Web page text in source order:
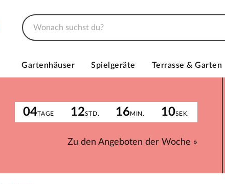
Gartenhäuser Spielgeräte Terrasse & Garten
04TAGE 12STD. 16MIN. 10SEK.
Zu den Angeboten der Woche »